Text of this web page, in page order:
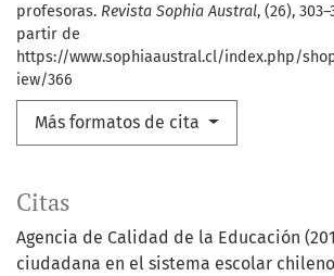
profesoras. Revista Sophia Austral, (26),
partir de
https://www.sophiaaustral.cl/index.php/
iew/366
Más formatos de cita
Citas
Agencia de Calidad de la Educación
ciudadana en el sistema escolar